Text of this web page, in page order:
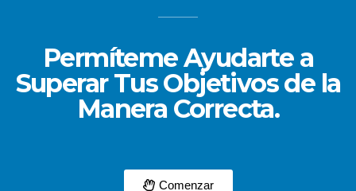
Permíteme Ayudarte a
Superar Tus Objetivos de la
Manera Correcta.
Comenzar